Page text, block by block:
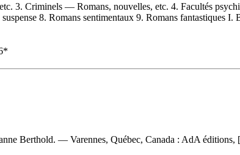
3. Criminels — Romans, nouvelles, etc. 4. Facultés
8. Romans sentimentaux 9. Romans fantastiques I.
Berthold. — Varennes, Québec, Canada : AdA